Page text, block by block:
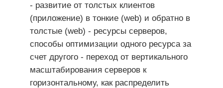
- развитие от толстых клиентов
(приложение) в тонкие (web) и обратно в
толстые (web) - ресурсы серверов,
способы оптимизации одного ресурса за
счет другого - переход от вертикального
масштабирования серверов к
горизонтальному, как распределить